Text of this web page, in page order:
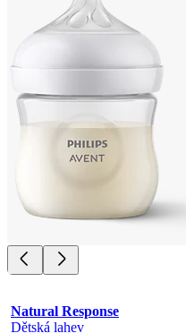
Natural Response
Dětská lahev